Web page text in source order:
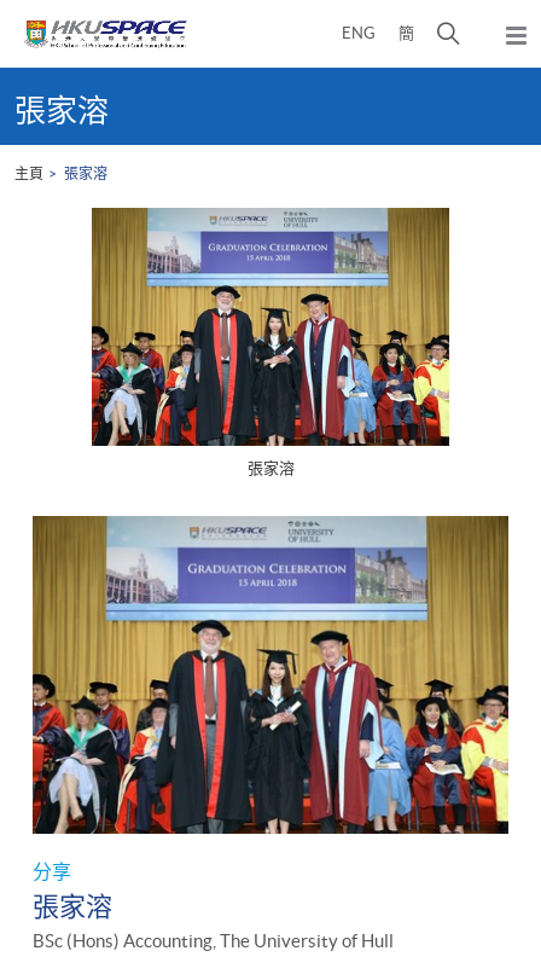
ENG 簡
開
彈
出
單
content
start張家溶
主頁 張家溶
分享
張家溶
BSc (Hons) Accounting, The University of Hull
張家溶